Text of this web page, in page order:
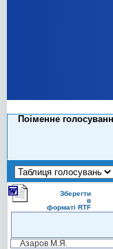
Поіменне
Зберегти
в
форматі RTF
Азаров М.Я.